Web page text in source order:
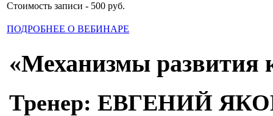
Стоимость записи - 500 руб.
ПОДРОБНЕЕ О ВЕБИНАРЕ
«Механизмы развития
Тренер: ЕВГЕНИЙ